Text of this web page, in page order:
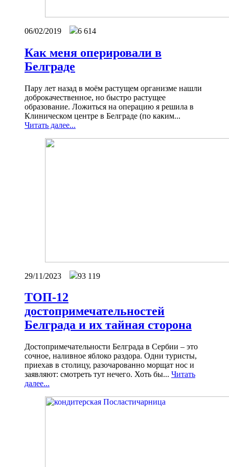
06/02/2019 6 614
Как меня оперировали в
Белграде
Пару лет назад в моём растущем организме нашли
доброкачественное, но быстро растущее
образование. Ложиться на операцию я решила в
Клиническом центре в Белграде (по каким...
Читать далее...
29/11/2023 93 119
ТОП-12
достопримечательностей
Белграда и их тайная сторона
Достопримечательности Белграда в Сербии – это
сочное, наливное яблоко раздора. Одни туристы,
приехав в столицу, разочарованно морщат нос и
заявляют: смотреть тут нечего. Хоть бы... Читать
далее...